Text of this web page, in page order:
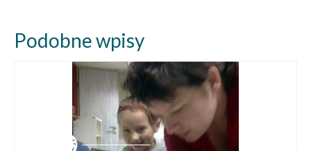
Podobne wpisy